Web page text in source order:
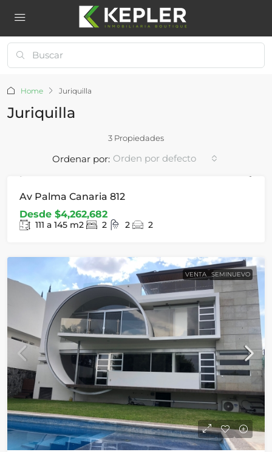
Home Juriquilla
Juriquilla
3 Propiedades
Ordenar por: Orden por defecto
Av Palma Canaria 812
Desde $4,262,682
111 a 145 m2 2 2 2
VENTA SEMINUEVO